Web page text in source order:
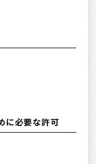
に必要な許可